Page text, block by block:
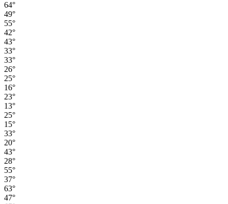
64°
49°
55°
42°
43°
33°
33°
26°
25°
16°
23°
13°
25°
15°
33°
20°
43°
28°
55°
37°
63°
47°